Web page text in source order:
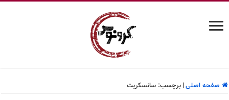
صفحه اصلی| برچسب:سانسکریت